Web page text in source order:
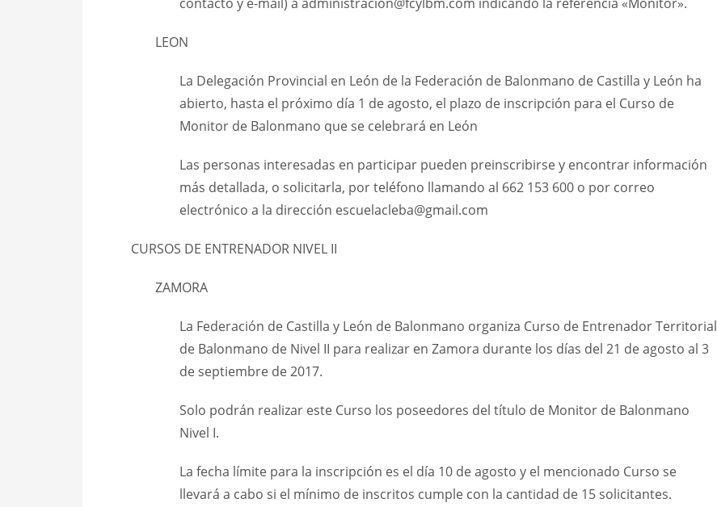
LEON
La Delegación Provincial en León de la Federación de Balonmano de Castilla y León ha
abierto, hasta el próximo día 1 de agosto, el plazo de inscripción para el Curso de
Monitor de Balonmano que se celebrará en León
Las personas interesadas en participar pueden preinscribirse y encontrar información
más detallada, o solicitarla, por teléfono llamando al 662 153 600 o por correo
electrónico a la dirección escuelacleba@gmail.com
CURSOS DE ENTRENADOR NIVEL II
ZAMORA
La Federación de Castilla y León de Balonmano organiza Curso de Entrenador Territorial
de Balonmano de Nivel II para realizar en Zamora durante los días del 21 de agosto al 3
de septiembre de 2017.
Solo podrán realizar este Curso los poseedores del título de Monitor de Balonmano
Nivel I.
La fecha límite para la inscripción es el día 10 de agosto y el mencionado Curso se
llevará a cabo si el mínimo de inscritos cumple con la cantidad de 15 solicitantes.